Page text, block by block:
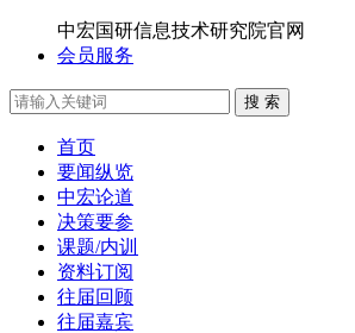
中宏国研信息技术研究院官网
会员服务
搜 索
首页
要闻纵览
中宏论道
决策要参
课题/内训
资料订阅
往届回顾
往届嘉宾